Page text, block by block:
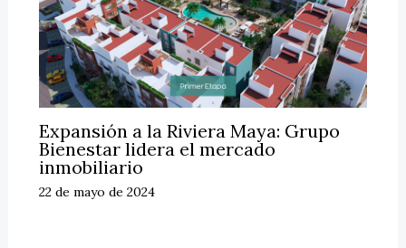
Expansión a la Riviera Maya: Grupo
Bienestar lidera el mercado
inmobiliario
22 de mayo de 2024